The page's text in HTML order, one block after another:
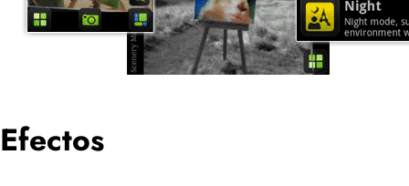
Efectos